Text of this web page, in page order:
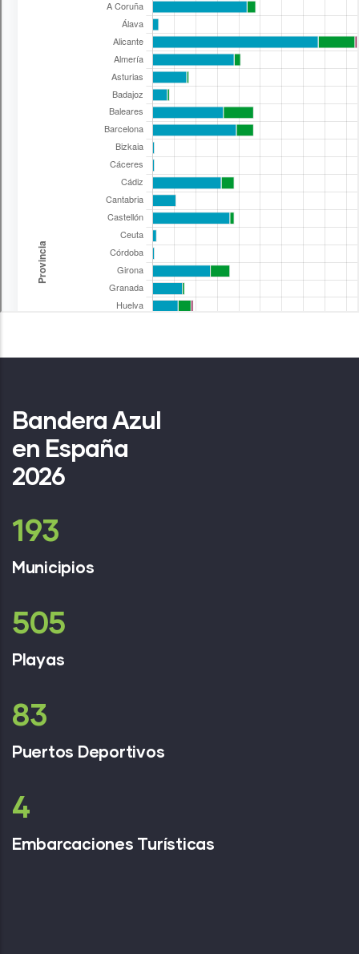
Bandera Azul
en España
2026
258
Municipios
677
Playas
111
Puertos Deportivos
6
Embarcaciones Turísticas